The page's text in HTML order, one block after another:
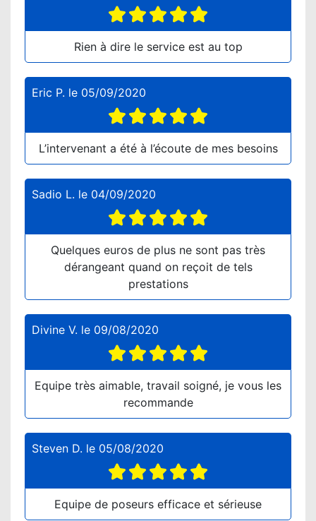
Rien à dire le service est au top
Eric P. le 05/09/2020
L’intervenant a été à l’écoute de mes besoins
Sadio L. le 04/09/2020
Quelques euros de plus ne sont pas très
dérangeant quand on reçoit de tels
prestations
Divine V. le 09/08/2020
Equipe très aimable, travail soigné, je vous les
recommande
Steven D. le 05/08/2020
Equipe de poseurs efficace et sérieuse